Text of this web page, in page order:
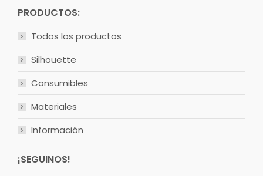
PRODUCTOS:
Todos los productos
Silhouette
Consumibles
Materiales
Información
¡SEGUINOS!